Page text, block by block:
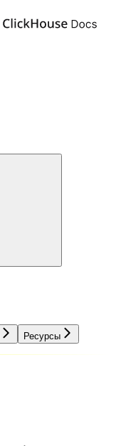
Ресурсы